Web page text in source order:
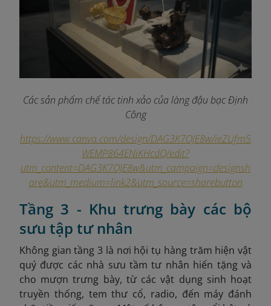
Các sản phẩm chế tác tinh xảo của làng đậu bạc Định
Công
https://www.canva.com/design/DAG3K7OJE8w/ieZUfm5
WEMP864ENiKHcdQ/edit?
utm_content=DAG3K7OJE8w&utm_campaign=designsh
are&utm_medium=link2&utm_source=sharebutton
Tầng 3 - Khu trưng bày các bộ
sưu tập tư nhân
Không gian tầng 3 là nơi hội tụ hàng trăm hiện vật
quý được các nhà sưu tầm tư nhân hiến tặng và
cho mượn trưng bày, từ các vật dụng sinh hoạt
truyền thống, tem thư cổ, radio, đến máy đánh